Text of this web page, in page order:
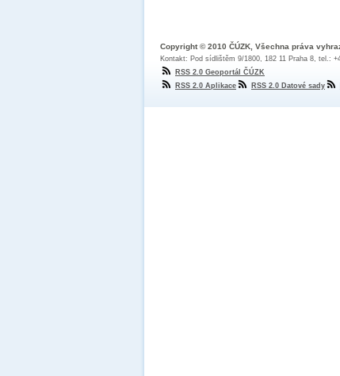
Copyright © 2010 ČÚZK, Všechna práva
Kontakt: Pod sídlištěm 9/1800, 182 11 Praha 8, tel.:
RSS 2.0 Geoportál ČÚZK
RSS 2.0 Aplikace
RSS 2.0 Datové sady